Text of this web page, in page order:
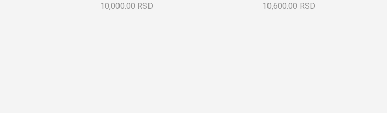
10,000.00 RSD 10,600.00 RSD